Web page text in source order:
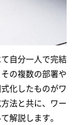
自分一人で完結
の複数の部署や
化したものがワ
法と共に、ワー
解説します。